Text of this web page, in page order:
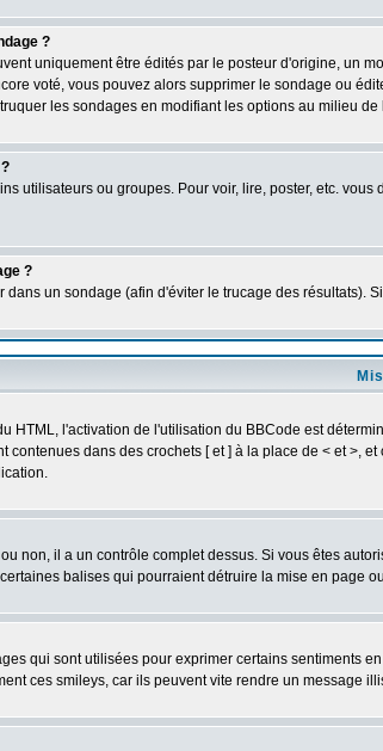
?
uniquement être édités par le posteur d'origine, un
voté, vous pouvez alors supprimer le sondage ou
les sondages en modifiant les options au milieu
utilisateurs ou groupes. Pour voir, lire, poster, etc.
?
un sondage (afin d'éviter le trucage des
HTML, l'activation de l'utilisation du BBCode est
contenues dans des crochets [ et ] à la place de < et >,
non, il a un contrôle complet dessus. Si vous êtes
balises qui pourraient détruire la mise en page
qui sont utilisées pour exprimer certains sentiments
ces smileys, car ils peuvent vite rendre un message